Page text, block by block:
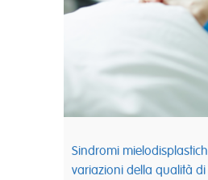
Sindromi
variazioni della qualità